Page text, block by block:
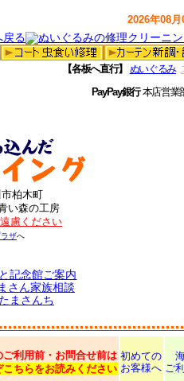
2026年08
【各板へ直行】 ぬいぐるみ
PayPay銀行本店営
柏木町
い森の工房
慮ください
ラザへ
記念館ご案内
さん家族相談
まさんち
ご利用前・お問合せ前は
こちらをお読みください
初めての
お客様へ ご